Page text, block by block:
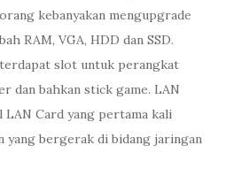
kebanyakan mengupgrade
RAM, VGA, HDD dan SSD.
slot untuk perangkat
dan bahkan stick game. LAN
LAN Card yang pertama kali
yang bergerak di bidang jaringan